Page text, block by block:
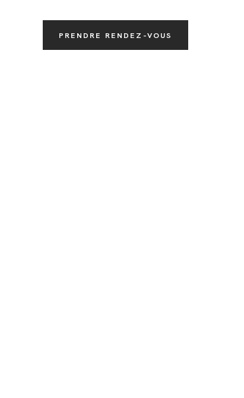
PRENDRE RENDEZ-VOUS